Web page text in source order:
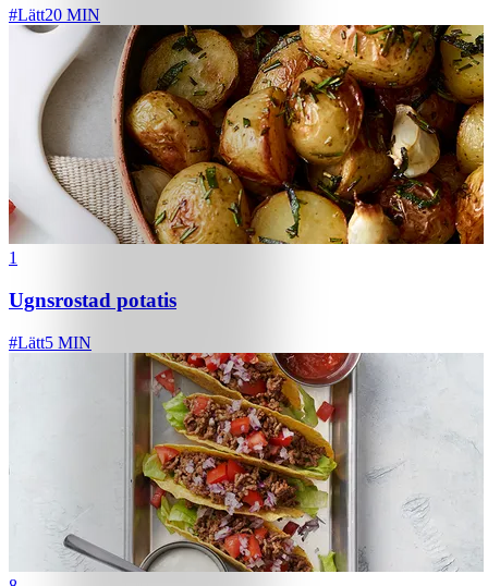
#Lätt20 MIN
1
Ugnsrostad potatis
#Lätt5 MIN